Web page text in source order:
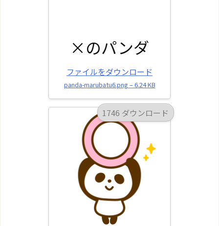
×のパンダ
ファイルをダウンロード
panda-marubatu6.png – 6.24 KB
1746 ダウンロード